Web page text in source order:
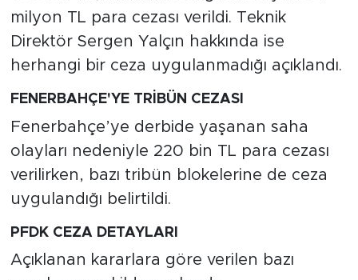
milyon TL para cezası verildi. Teknik
Direktör Sergen Yalçın hakkında ise
herhangi bir ceza uygulanmadığı açıklandı.
FENERBAHÇE'YE TRİBÜN CEZASI
Fenerbahçe’ye derbide yaşanan saha
olayları nedeniyle 220 bin TL para cezası
verilirken, bazı tribün blokelerine de ceza
uygulandığı belirtildi.
PFDK CEZA DETAYLARI
Açıklanan kararlara göre verilen bazı